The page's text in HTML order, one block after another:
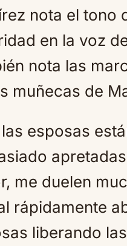
nota el tono
en la voz
nota las
muñecas de
esposas
me duelen
rápidamente
liberando